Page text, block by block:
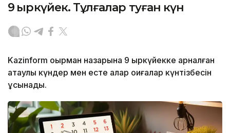
9 қыркүйек. Тұлғалар туған күн
Kazinform оқырман назарына 9 қыркүйекке арналған
атаулы күндер мен есте қалар оқиғалар күнтізбесін
ұсынады.